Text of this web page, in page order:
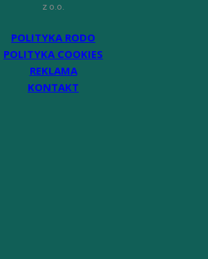
z o.o.
POLITYKA RODO
POLITYKA COOKIES
REKLAMA
KONTAKT